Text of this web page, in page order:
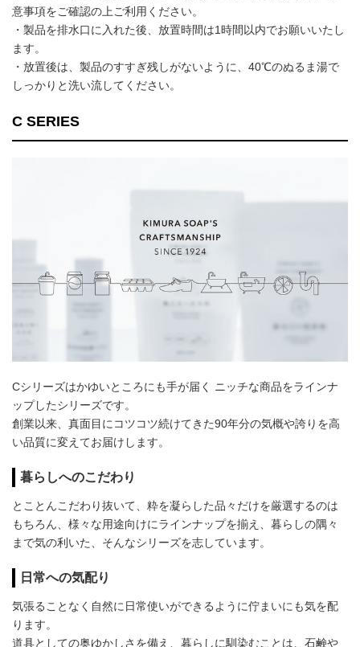
意事項をご確認の上ご利用ください。
・製品を排水口に入れた後、放置時間は1時間以内でお願いいたし
ます。
・放置後は、製品のすすぎ残しがないように、40℃のぬるま湯で
しっかりと洗い流してください。
C SERIES
Cシリーズはかゆいところにも手が届く ニッチな商品をラインナ
ップしたシリーズです。
創業以来、真面目にコツコツ続けてきた90年分の気概や誇りを高
い品質に変えてお届けします。
暮らしへのこだわり
とことんこだわり抜いて、粋を凝らした品々だけを厳選するのは
もちろん、様々な用途向けにラインナップを揃え、暮らしの隅々
まで気の利いた、そんなシリーズを志しています。
日常への気配り
気張ることなく自然に日常使いができるように佇まいにも気を配
ります。
道具としての奥ゆかしさを備え、暮らしに馴染むことは、石鹸や